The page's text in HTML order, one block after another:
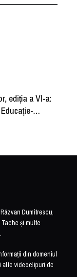
ediția a VI-a:
Dumitrescu,
și multe
din domeniul
alte videoclipuri de